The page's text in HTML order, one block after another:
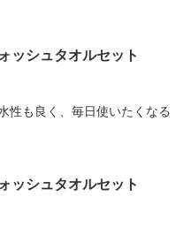
ッシュタオルセット
性も良く、毎日使いたくなる
ッシュタオルセット